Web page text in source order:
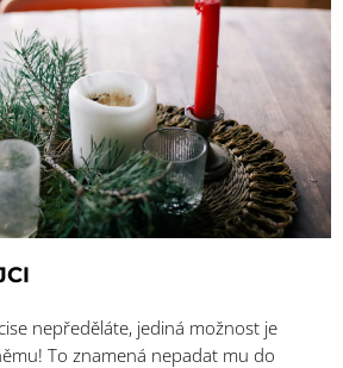
nepředěláte, jediná možnost je
To znamená nepadat mu do